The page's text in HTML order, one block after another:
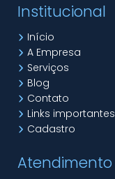
Institucional
Início
A Empresa
Serviços
Blog
Contato
Links importantes
Cadastro
Atendimento